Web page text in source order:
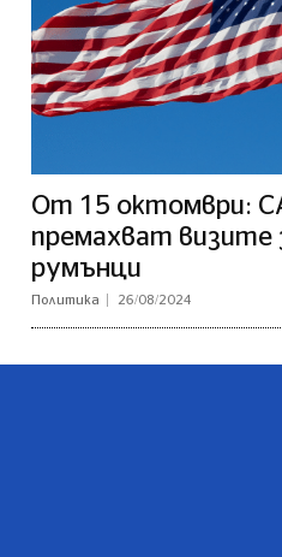
От 15 октомври:
премахват визите
румънци
Политика 26/08/2024